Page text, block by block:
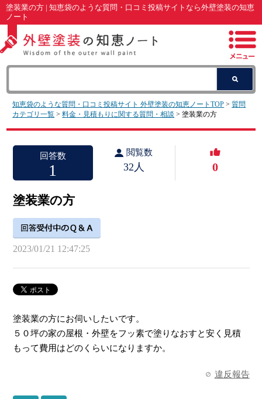
塗装業の方 | 知恵袋のような質問・口コミ投稿サイトなら外壁塗装の知恵
ノート
知恵袋のような質問・口コミ投稿サイト 外壁塗装の知恵ノートTOP >質問
カテゴリ一覧 >料金・見積もりに関する質問・相談 > 塗装業の方
回答数
1
閲覧数
32人 0
塗装業の方
2023/01/21 12:47:25
塗装業の方にお伺いしたいです。
５０坪の家の屋根・外壁をフッ素で塗りなおすと安く見積
もって費用はどのくらいになりますか。
違反報告